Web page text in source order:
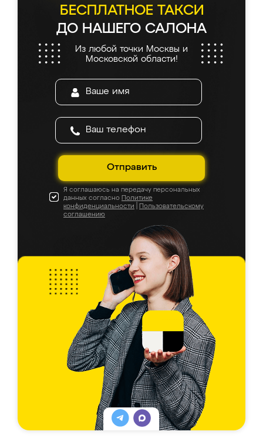
БЕСПЛАТНОЕ ТАКСИ
ДО НАШЕГО САЛОНА
Из любой точки Москвы и
Московской области!
Отправить
Я соглашаюсь на передачу персональных
данных согласно Политике
конфиденциальности
Пользовательскому
соглашению